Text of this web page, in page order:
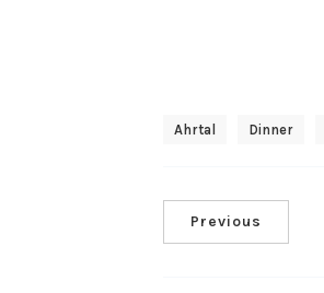
Ahrtal Dinner
Previous